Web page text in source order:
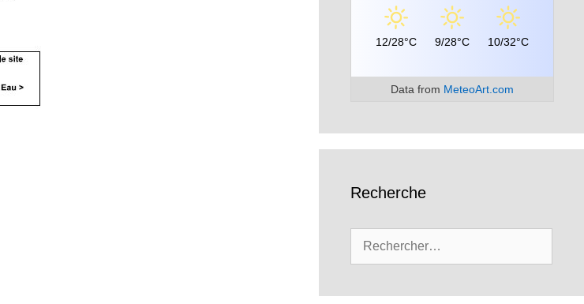
12/28°C 9/28°C 10/32°C
Data from MeteoArt.com
Recherche